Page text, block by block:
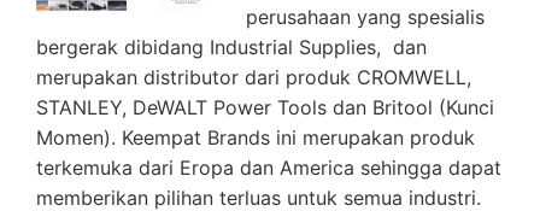
perusahaan yang spesialis
bergerak dibidang Industrial Supplies, dan
merupakan distributor dari produk CROMWELL,
STANLEY, DeWALT Power Tools dan Britool (Kunci
Momen). Keempat Brands ini merupakan produk
terkemuka dari Eropa dan America sehingga dapat
memberikan pilihan terluas untuk semua industri.